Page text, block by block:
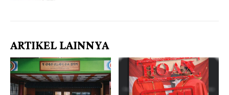
ARTIKEL LAINNYA